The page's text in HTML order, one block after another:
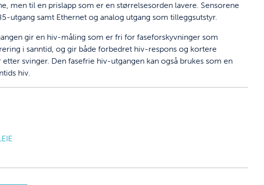
men til en prislapp som er en størrelsesorden lavere. Sensorene
utgang samt Ethernet og analog utgang som tilleggsutstyr.
gir en hiv-måling som er fri for faseforskyvninger som
i sanntid, og gir både forbedret hiv-respons og kortere
svinger. Den fasefrie hiv-utgangen kan også brukes som en
hiv.